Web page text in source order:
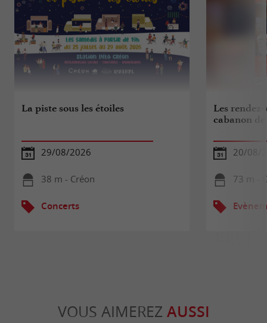
La piste sous les étoiles
29/08/2026
38 m - Créon
Concerts
Les
cabanon
20/08/
73 m -
VOUS AIMEREZ AUSSI